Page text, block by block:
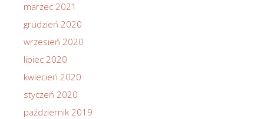
marzec 2021
grudzień 2020
wrzesień 2020
lipiec 2020
kwiecień 2020
styczeń 2020
październik 2019